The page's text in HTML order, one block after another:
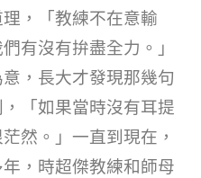
，「教練不在意輸
有沒有拚盡全力。」
，長大才發現那幾句
「如果當時沒有耳提
然。」一直到現在，
，時超傑教練和師母